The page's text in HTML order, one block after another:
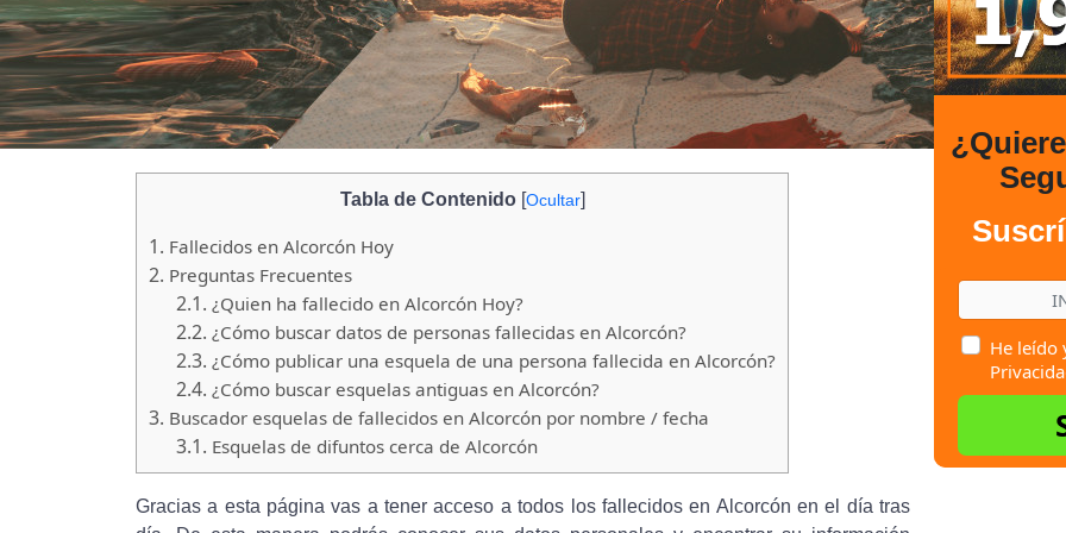
He leído
Tabla de Contenido [Ocultar]
1. Fallecidos en Alcorcón Hoy
2. Preguntas Frecuentes
2.1. ¿Quien ha fallecido en Alcorcón Hoy?
2.2. ¿Cómo buscar datos de personas fallecidas en Alcorcón?
2.3. ¿Cómo publicar una esquela de una persona fallecida en Alcorcón?
2.4. ¿Cómo buscar esquelas antiguas en Alcorcón?
3. Buscador esquelas de fallecidos en Alcorcón por nombre / fecha
3.1. Esquelas de difuntos cerca de Alcorcón
Gracias a esta página vas a tener acceso a todos los fallecidos en Alcorcón en el día tras